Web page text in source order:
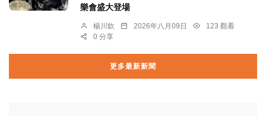
樂會盛大登場
楊川欽 2026年八月09日
123 觀看
0 分享
更多最新新聞